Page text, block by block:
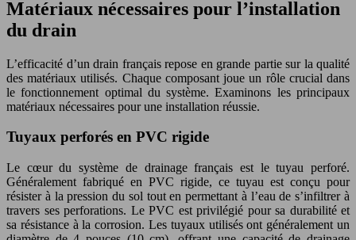
Matériaux nécessaires pour l’installation
du drain
L’efficacité d’un drain français repose en grande partie sur la qualité
des matériaux utilisés. Chaque composant joue un rôle crucial dans
le fonctionnement optimal du système. Examinons les principaux
matériaux nécessaires pour une installation réussie.
Tuyaux perforés en PVC rigide
Le cœur du système de drainage français est le tuyau perforé.
Généralement fabriqué en PVC rigide, ce tuyau est conçu pour
résister à la pression du sol tout en permettant à l’eau de s’infiltrer à
travers ses perforations. Le PVC est privilégié pour sa durabilité et
sa résistance à la corrosion. Les tuyaux utilisés ont généralement un